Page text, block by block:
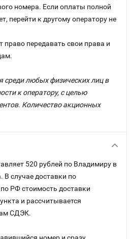
номера. Если оплаты полной
перейти к другому оператору не
право передавать свои права и
среди любых физических лиц в
к оператору, с целью
Количество акционных
520 рублей по Владимиру в
В случае доставки по
РФ стоимость доставки
и рассчитывается
СДЭК.